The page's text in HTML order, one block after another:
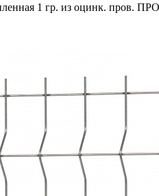
1 гр. из оцинк. пров.